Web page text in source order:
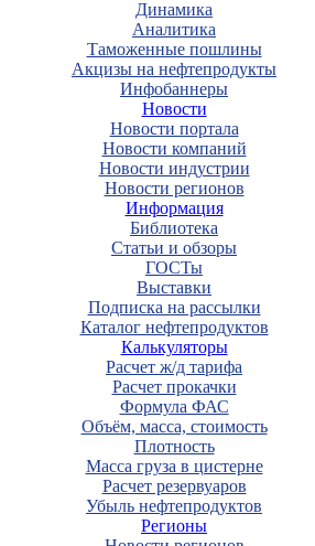
Динамика
Аналитика
Таможенные пошлины
Акцизы на нефтепродукты
Инфобаннеры
Новости
Новости портала
Новости компаний
Новости индустрии
Новости регионов
Информация
Библиотека
Статьи и обзоры
ГОСТы
Выставки
Подписка на рассылки
Каталог нефтепродуктов
Калькуляторы
Расчет ж/д тарифа
Расчет прокачки
Формула ФАС
Объём, масса, стоимость
Плотность
Масса груза в цистерне
Расчет резервуаров
Убыль нефтепродуктов
Регионы